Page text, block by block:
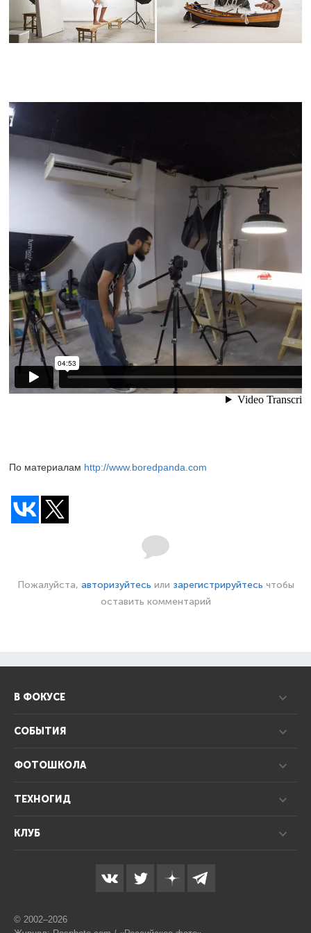
По материалам http://www.boredpanda.com
Пожалуйста, авторизуйтесь или зарегистрируйтесь чтобы
оставить комментарий
В ФОКУСЕ
СОБЫТИЯ
ФОТОШКОЛА
ТЕХНОГИД
КЛУБ
© 2002–2026